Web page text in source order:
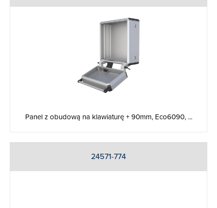
Panel z obudową na klawiaturę + 90mm, Eco6090, ...
24571-774